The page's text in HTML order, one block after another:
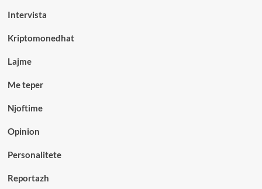
Intervista
Kriptomonedhat
Lajme
Me teper
Njoftime
Opinion
Personalitete
Reportazh